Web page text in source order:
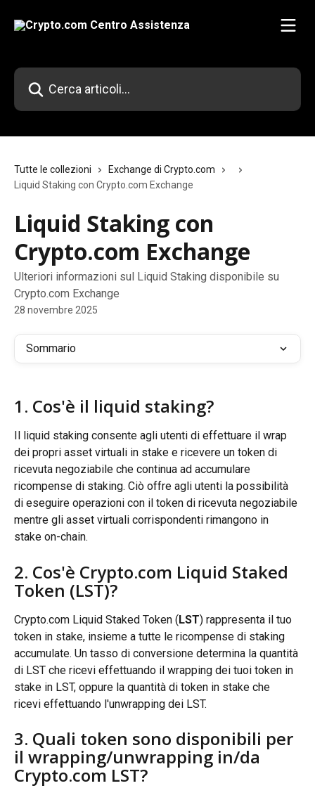
Cerca articoli…
Tutte le collezioni
Exchange di Crypto.com
Liquid Staking con Crypto.com Exchange
Liquid Staking con
Crypto.com Exchange
Ulteriori informazioni sul Liquid Staking disponibile su
Crypto.com Exchange
28 novembre 2025
Sommario
1. Cos'è il liquid staking?
Il liquid staking consente agli utenti di effettuare il wrap
dei propri asset virtuali in stake e ricevere un token di
ricevuta negoziabile che continua ad accumulare
ricompense di staking. Ciò offre agli utenti la possibilità
di eseguire operazioni con il token di ricevuta negoziabile
mentre gli asset virtuali corrispondenti rimangono in
stake on-chain.
2. Cos'è Crypto.com Liquid Staked
Token (LST)?
Crypto.com Liquid Staked Token (LST) rappresenta il tuo
token in stake, insieme a tutte le ricompense di staking
accumulate. Un tasso di conversione determina la quantità
di LST che ricevi effettuando il wrapping dei tuoi token in
stake in LST, oppure la quantità di token in stake che
ricevi effettuando l'unwrapping dei LST.
3. Quali token sono disponibili per
il wrapping/unwrapping in/da
Crypto.com LST?